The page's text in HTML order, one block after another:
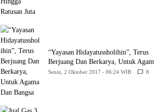
“Yayasan Hidayatussholihin”, Terus
Berjuang Dan Berkarya, Untuk Agama
Dan Bangsa
Senin, 2 Oktober 2017 - 06:24 WIB 8